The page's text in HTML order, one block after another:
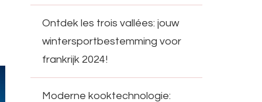
Ontdek les trois vallées: jouw
wintersportbestemming voor
frankrijk 2024!
Moderne kooktechnologie: